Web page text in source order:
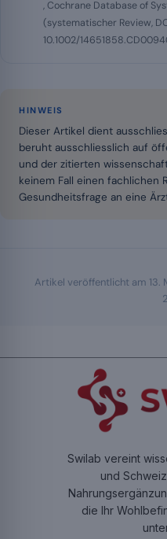
, Cochrane Database of
(systematischer Review,
10.1002/
HINWEIS
Dieser Artikel dient
beruht ausschliesslich auf
und der zitierten
keinem Fall einen fachlichen
Gesundheitsfrage an eine
Artikel veröffentlicht am 13.
Swilab vereint
und
die Ihr